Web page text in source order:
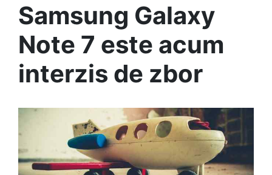
Samsung Galaxy
Note 7 este acum
interzis de zbor